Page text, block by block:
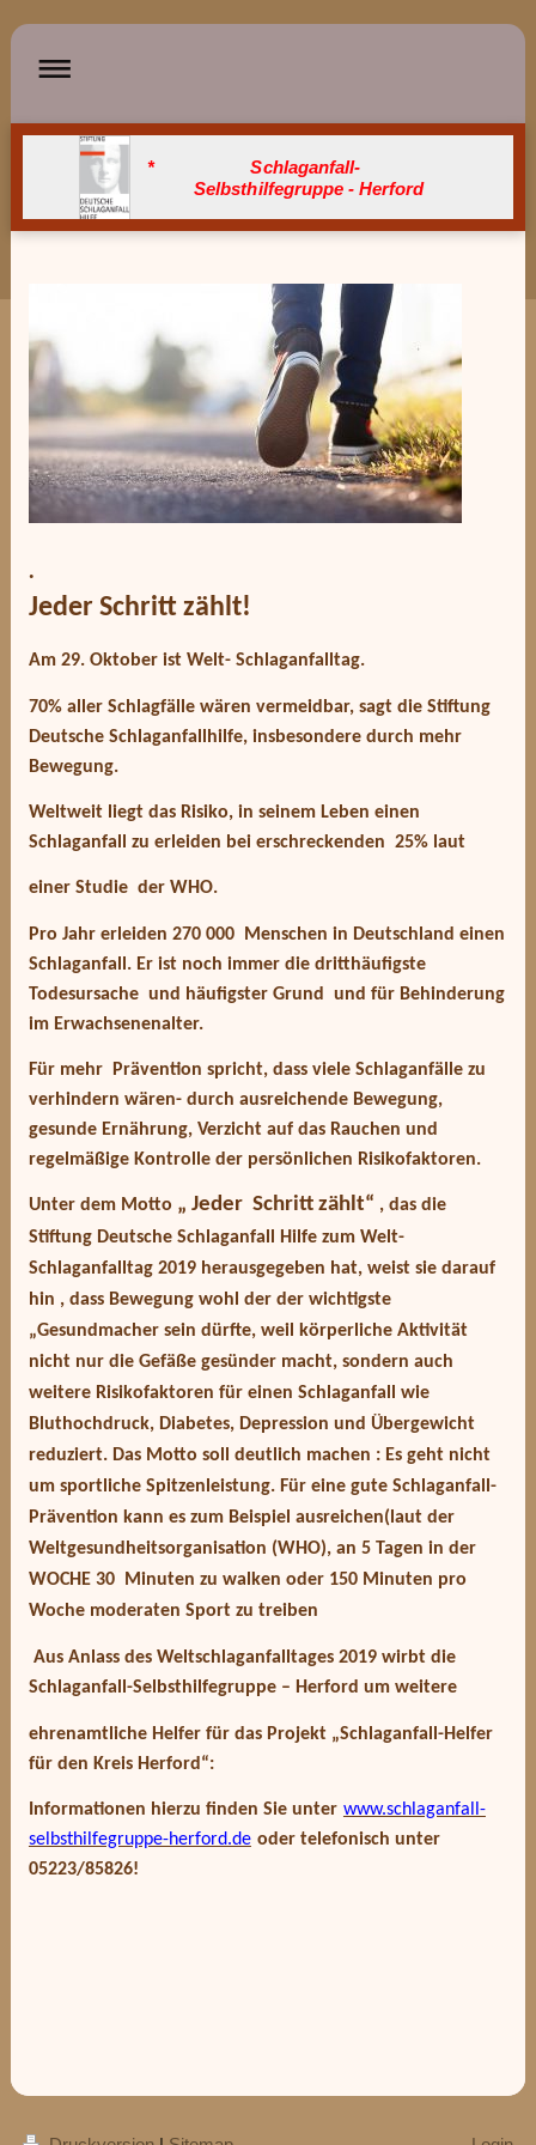
* Schlaganfall-
Selbsthilfegruppe - Herford
.
Jeder Schritt zählt!
Am 29. Oktober ist Welt- Schlaganfalltag.
70% aller Schlagfälle wären vermeidbar, sagt die Stiftung
Deutsche Schlaganfallhilfe, insbesondere durch mehr
Bewegung.
Weltweit liegt das Risiko, in seinem Leben einen
Schlaganfall
zu erleiden bei erschreckenden 25% laut
einer Studie der WHO.
Pro Jahr erleiden 270 000 Menschen in Deutschland einen
Schlaganfall. Er ist noch immer die dritthäufigste
Todesursache und häufigster Grund und für Behinderung
im Erwachsenenalter.
Für mehr Prävention spricht, dass viele Schlaganfälle zu
verhindern wären- durch ausreichende Bewegung,
gesunde Ernährung, Verzicht auf das Rauchen und
regelmäßige Kontrolle der persönlichen Risikofaktoren.
Unter dem Motto „ Jeder Schritt zählt“ , das die
Stiftung Deutsche Schlaganfall Hilfe zum Welt-
Schlaganfalltag 2019 herausgegeben hat, weist sie darauf
hin , dass Bewegung wohl der der wichtigste
„Gesundmacher sein dürfte, weil körperliche Aktivität
nicht nur die Gefäße gesünder macht, sondern auch
weitere Risikofaktoren für einen Schlaganfall wie
Bluthochdruck, Diabetes, Depression und Übergewicht
reduziert. Das Motto soll deutlich machen : Es geht nicht
um sportliche Spitzenleistung. Für eine gute Schlaganfall-
Prävention kann es zum Beispiel ausreichen(laut der
Weltgesundheitsorganisation (WHO), an 5 Tagen in der
WOCHE 30 Minuten zu walken oder 150 Minuten pro
Woche moderaten Sport zu treiben
Aus Anlass des Weltschlaganfalltages 2019 wirbt die
Schlaganfall-Selbsthilfegruppe – Herford um weitere
ehrenamtliche Helfer für das Projekt „Schlaganfall-Helfer
für den Kreis Herford“:
Informationen hierzu finden Sie unter www.schlaganfall-
selbsthilfegruppe-herford.de oder telefonisch unter
05223/85826!